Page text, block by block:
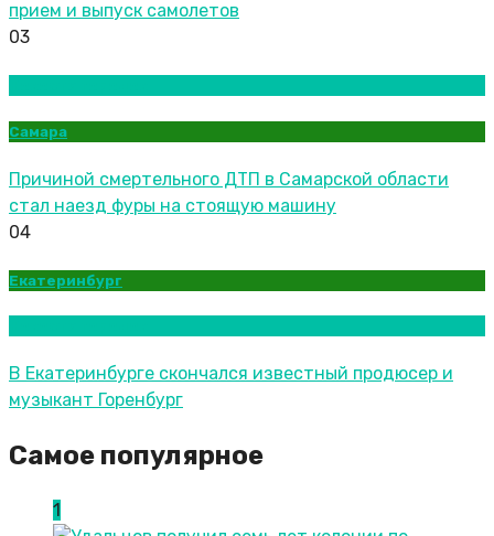
прием и выпуск самолетов
03
Самара
Причиной смертельного ДТП в Самарской области
стал наезд фуры на стоящую машину
04
Екатеринбург
В Екатеринбурге скончался известный продюсер и
музыкант Горенбург
Самое популярное
1